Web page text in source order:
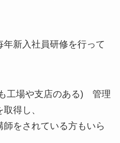
新入社員研修を行って
工場や支店のある) 管理
得し、
をされている方もいら